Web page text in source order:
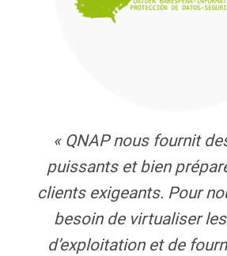
« QNAP nous fournit
puissants et bien
clients exigeants. Pour
besoin de virtualiser
d’exploitation et de